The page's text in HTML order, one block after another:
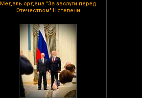
Медаль ордена "За заслуги перед
Отечеством" II степени